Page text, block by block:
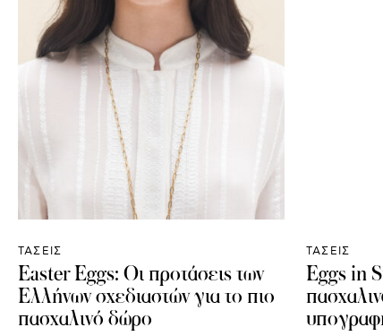
ΤΑΣΕΙΣ
Easter Eggs: Οι προτάσεις των
Ελλήνων σχεδιαστών για το πιο
πασχαλινό δώρο
ΤΑΣΕΙΣ
Eggs in